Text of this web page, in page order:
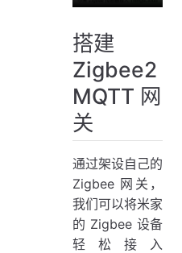
Zigbee 优势
创建项目
创建设备类型
创建网关设备
添加子设备
创建子设备类型
创建子设备
添加子设备到网关
搭建
Zigbee2
MQTT 网
关
通过架设自己的
Zigbee 网关，
我们可以将米家
的 Zigbee 设备
轻松接入